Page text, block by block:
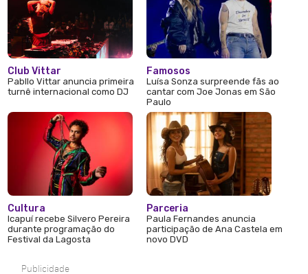
Club Vittar
Pabllo Vittar anuncia primeira
turnê internacional como DJ
Cultura
Icapuí recebe Silvero Pereira
durante programação do
Festival da Lagosta
Famosos
Luísa Sonza surpreende fãs ao
cantar com Joe Jonas em São
Paulo
Parceria
Paula Fernandes anuncia
participação de Ana Castela em
novo DVD
Publicidade